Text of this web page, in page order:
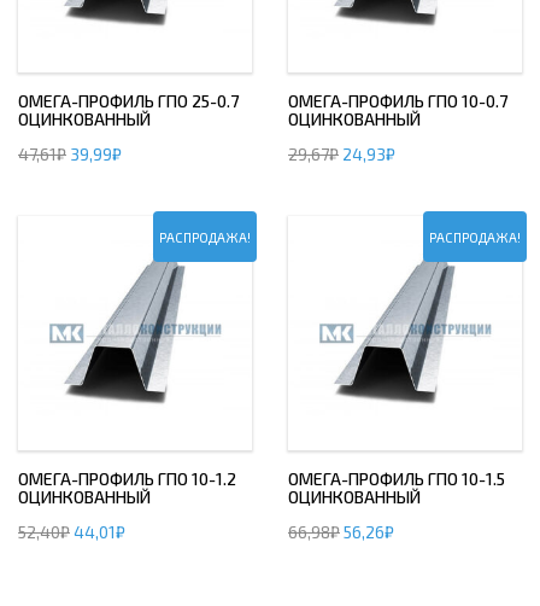
ОМЕГА-ПРОФИЛЬ ГПО 25-0.7
ОЦИНКОВАННЫЙ
47,61₽ 39,99₽
ОМЕГА-ПРОФИЛЬ ГПО 10-0.7
ОЦИНКОВАННЫЙ
29,67₽ 24,93₽
РАСПРОДАЖА!
ОМЕГА-ПРОФИЛЬ ГПО 10-1.2
ОЦИНКОВАННЫЙ
52,40₽44,01₽
РАСПРОДАЖА!
ОМЕГА-ПРОФИЛЬ ГПО 10-1.5
ОЦИНКОВАННЫЙ
66,98₽56,26₽